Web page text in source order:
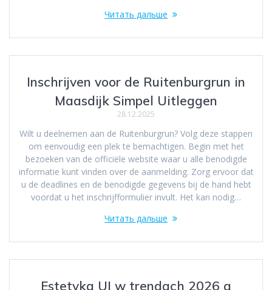
Читать дальше
Inschrijven voor de Ruitenburgrun in
Maasdijk Simpel Uitleggen
28.12.2025
Wilt u deelnemen aan de Ruitenburgrun? Volg deze stappen
om eenvoudig een plek te bemachtigen. Begin met het
bezoeken van de officiële website waar u alle benodigde
informatie kunt vinden over de aanmelding. Zorg ervoor dat
u de deadlines en de benodigde gegevens bij de hand hebt
voordat u het inschrijfformulier invult. Het kan nodig…
Читать дальше
Estetyka UI w trendach 2026 a